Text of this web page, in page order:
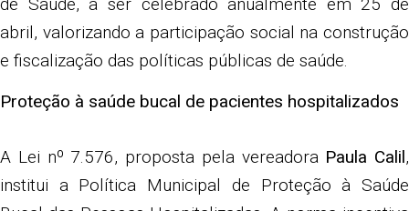
abril, valorizando a participação social na construção
e fiscalização das políticas públicas de saúde.
Proteção à saúde bucal de pacientes hospitalizados
A Lei nº 7.576, proposta pela vereadora Paula Calil,
institui a Política Municipal de Proteção à Saúde